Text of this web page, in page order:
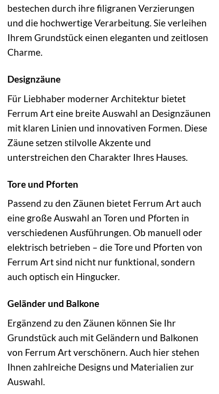
bestechen durch ihre filigranen Verzierungen
und die hochwertige Verarbeitung. Sie verleihen
Ihrem Grundstück einen eleganten und zeitlosen
Charme.
Designzäune
Für Liebhaber moderner Architektur bietet
Ferrum Art eine breite Auswahl an Designzäunen
mit klaren Linien und innovativen Formen. Diese
Zäune setzen stilvolle Akzente und
unterstreichen den Charakter Ihres Hauses.
Tore und Pforten
Passend zu den Zäunen bietet Ferrum Art auch
eine große Auswahl an Toren und Pforten in
verschiedenen Ausführungen. Ob manuell oder
elektrisch betrieben – die Tore und Pforten von
Ferrum Art sind nicht nur funktional, sondern
auch optisch ein Hingucker.
Geländer und Balkone
Ergänzend zu den Zäunen können Sie Ihr
Grundstück auch mit Geländern und Balkonen
von Ferrum Art verschönern. Auch hier stehen
Ihnen zahlreiche Designs und Materialien zur
Auswahl.